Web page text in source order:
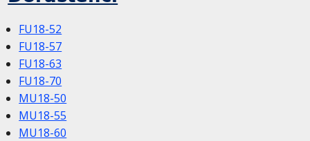
FU18-52
FU18-57
FU18-63
FU18-70
MU18-50
MU18-55
MU18-60